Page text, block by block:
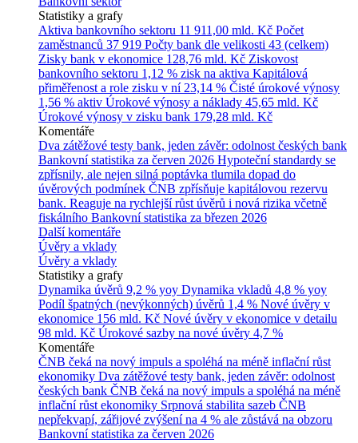
Statistiky a grafy
Aktiva bankovního sektoru 11 911,00 mld. Kč Počet
zaměstnanců 37 919 Počty bank dle velikosti 43 (celkem)
Zisky bank v ekonomice 128,76 mld. Kč Ziskovost
bankovního sektoru 1,12 % zisk na aktiva Kapitálová
přiměřenost a role zisku v ní 23,14 % Čisté úrokové výnosy
1,56 % aktiv Úrokové výnosy a náklady 45,65 mld. Kč
Úrokové výnosy v zisku bank 179,28 mld. Kč
Komentáře
Dva zátěžové testy bank, jeden závěr: odolnost českých bank
Bankovní statistika za červen 2026 Hypoteční standardy se
zpřísnily, ale nejen silná poptávka tlumila dopad do
úvěrových podmínek ČNB zpřísňuje kapitálovou rezervu
bank. Reaguje na rychlejší růst úvěrů i nová rizika včetně
fiskálního Bankovní statistika za březen 2026
Další komentáře
Úvěry a vklady
Úvěry a vklady
Statistiky a grafy
Dynamika úvěrů 9,2 % yoy Dynamika vkladů 4,8 % yoy
Podíl špatných (nevýkonných) úvěrů 1,4 % Nové úvěry v
ekonomice 156 mld. Kč Nové úvěry v ekonomice v detailu
98 mld. Kč Úrokové sazby na nové úvěry 4,7 %
Komentáře
ČNB čeká na nový impuls a spoléhá na méně inflační růst
ekonomiky Dva zátěžové testy bank, jeden závěr: odolnost
českých bank ČNB čeká na nový impuls a spoléhá na méně
inflační růst ekonomiky Srpnová stabilita sazeb ČNB
nepřekvapí, zářijové zvýšení na 4 % ale zůstává na obzoru
Bankovní statistika za červen 2026